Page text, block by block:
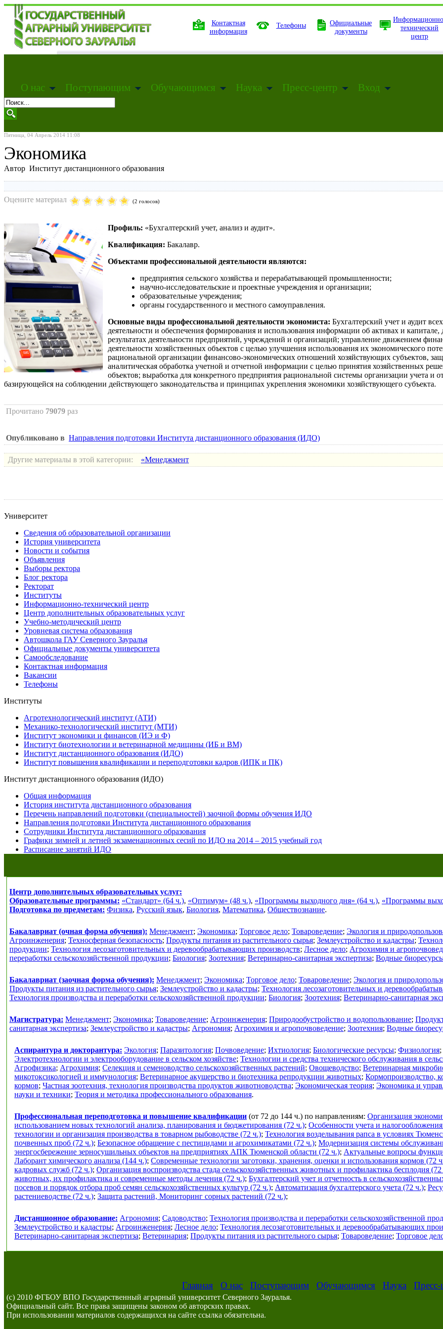
Контактная
информация
Телефоны
Официальные
документы
технический
центр
О нас Поступающим Обучающимся Наука Пресс-центр Вход
Пятница, 04 Апрель 2014 11:08
Экономика
Автор Институт дистанционного образования
Оцените материал (2 голосов)
Профиль: «Бухгалтерский учет, анализ и аудит».
Квалификация: Бакалавр.
Объектами профессиональной деятельности являются:
предприятия сельского хозяйства и перерабатывающей промышленности;
научно-исследовательские и проектные учреждения и организации;
образовательные учреждения;
органы государственного и местного самоуправления.
Основные виды профессиональной деятельности экономиста: Бухгалтерский учет и аудит
деятельности и обеспечения формирования и использования информации об активах и
результатах деятельности предприятий, учреждений и организаций; управление движением
деятельности хозяйственных объектов с целью улучшения использования их экономического
рациональной организации финансово-экономических отношений хозяйствующих субъектов,
аналитическая обработка учетной и отчетной информации с целью принятия хозяйственных
объектов; выработка для конкретного предприятия рациональной системы организации учета и
базирующейся на соблюдении действующего законодательства и принципах укрепления экономики хозяйствующего субъекта.
Прочитано 79079 раз
Опубликовано в Направления подготовки Института дистанционного образования (ИДО)
Другие материалы в этой категории: «Менеджмент
Университет
Сведения об образовательной организации
История университета
Новости и события
Объявления
Выборы ректора
Блог ректора
Ректорат
Институты
Информационно-технический центр
Центр дополнительных образовательных услуг
Учебно-методический центр
Уровневая система образования
Автошкола ГАУ Северного Зауралья
Официальные документы университета
Самообследование
Контактная информация
Вакансии
Телефоны
Институты
Агротехнологический институт (АТИ)
Механико-технологический институт (МТИ)
Институт экономики и финансов (ИЭ и Ф)
Институт биотехнологии и ветеринарной медицины (ИБ и ВМ)
Институт дистанционного образования (ИДО)
Институт повышения квалификации и переподготовки кадров (ИПК и ПК)
Институт дистанционного образования (ИДО)
Общая информация
История института дистанционного образования
Перечень направлений подготовки (специальностей) заочной формы обучения ИДО
Направления подготовки Института дистанционного образования
Сотрудники Института дистанционного образования
Графики зимней и летней экзаменационных сесий по ИДО на 2014 – 2015 учебный год
Расписание занятий ИДО
Центр дополнительных образовательных услуг:
Образовательные программы: «Стандарт» (64 ч.), «Оптимум» (48 ч.), «Программы выходного дня» (64 ч.), «Программы
Подготовка по предметам: Физика, Русский язык, Биология, Математика, Обществознание.
Бакалавриат (очная форма обучения): Менеджмент; Экономика; Торговое дело; Товароведение; Экология и
Агроинженерия; Техносферная безопасность; Продукты питания из растительного сырья; Землеустройство и кадастры;
продукции; Технология лесозаготовительных и деревообрабатывающих производств; Лесное дело; Агрохимия и
переработки сельскохозяйственной продукции; Биология; Зоотехния; Ветеринарно-санитарная экспертиза; Водные
Бакалавриат (заочная форма обучения): Менеджмент; Экономика; Торговое дело; Товароведение; Экология и
Продукты питания из растительного сырья; Землеустройство и кадастры; Технология лесозаготовительных и
Технология производства и переработки сельскохозяйственной продукции; Биология; Зоотехния; Ветеринарно-санитарная
Магистратура: Менеджмент; Экономика; Товароведение; Агроинженерия; Природообустройство и водопользование;
санитарная экспертиза; Землеустройство и кадастры; Агрономия; Агрохимия и агропочвоведение; Зоотехния; Водные
Аспирантура и докторантура: Экология; Паразитология; Почвоведение; Ихтиология; Биологические ресурсы; Физиология;
Электротехнологии и электрооборудование в сельском хозяйстве; Технологии и средства технического обслуживания в
Агрофизика; Агрохимия; Селекция и семеноводство сельскохозяйственных растений; Овощеводство; Ветеринарная
микотоксикологией и иммунология; Ветеринарное акушерство и биотехника репродукции животных; Кормопроизводство,
кормов; Частная зоотехния, технология производства продуктов животноводства; Экономическая теория; Экономика и
науки и техники; Теория и методика профессионального образования.
Профессиональная переподготовка и повышение квалификации (от 72 до 144 ч.) по направлениям: Организация
использованием новых технологий анализа, планирования и бюджетирования (72 ч.); Особенности учета и
технологии и организация производства в товарном рыбоводстве (72 ч.); Технология возделывания рапса в условиях
почвенных проб (72 ч.); Безопасное обращение с пестицидами и агрохимикатами (72 ч.); Модернизация системы
энергосбережение зерносушильных объектов на предприятиях АПК Тюменской области (72 ч.); Актуальные вопросы
Лаборант химического анализа (144 ч.); Современные технологии заготовки, хранения, оценки и использования кормов (72
кадровых служб (72 ч.); Организация воспроизводства стада сельскохозяйственных животных и профилактика бесплодия
животных, их профилактика и современные методы лечения (72 ч.); Бухгалтерский учет и отчетность в
посевов и порядок отбора проб семян сельскохозяйственных культур (72 ч.); Автоматизация бухгалтерского учета (72 ч.);
растениеводстве (72 ч.); Защита растений, Мониторинг сорных растений (72 ч.);
Дистанционное образование: Агрономия; Садоводство; Технология производства и переработки сельскохозяйственной
Землеустройство и кадастры; Агроинженерия; Лесное дело; Технология лесозаготовительных и деревообрабатывающих
Ветеринарно-санитарная экспертиза; Ветеринария; Продукты питания из растительного сырья; Товароведение; Торговое
Главная О нас Поступающим Обучающимся Наука Пресс-
(c) 2010 ФГБОУ ВПО Государственный аграрный университет Северного Зауралья.
Официальный сайт. Все права защищены законом об авторских правах.
При использовании материалов содержащихся на сайте ссылка обязательна.